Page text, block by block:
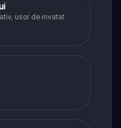
usor de invatat